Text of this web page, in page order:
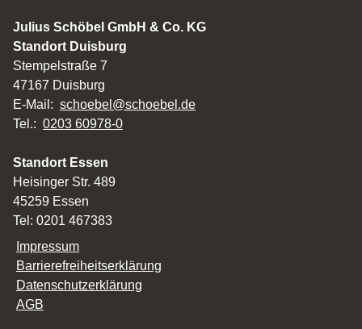
Julius Schöbel GmbH & Co. KG
Standort Duisburg
Stempelstraße 7
47167 Duisburg
E-Mail: schoebel@schoebel.de
Tel.: 0203 60978-0
Standort Essen
Heisinger Str. 489
45259 Essen
Tel: 0201 467383
Impressum
Barrierefreiheitserklärung
Datenschutzerklärung
AGB